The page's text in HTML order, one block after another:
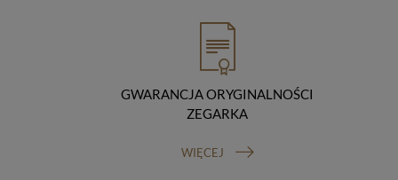
GWARANCJA ORYGINALNOŚCI
ZEGARKA
WIĘCEJ